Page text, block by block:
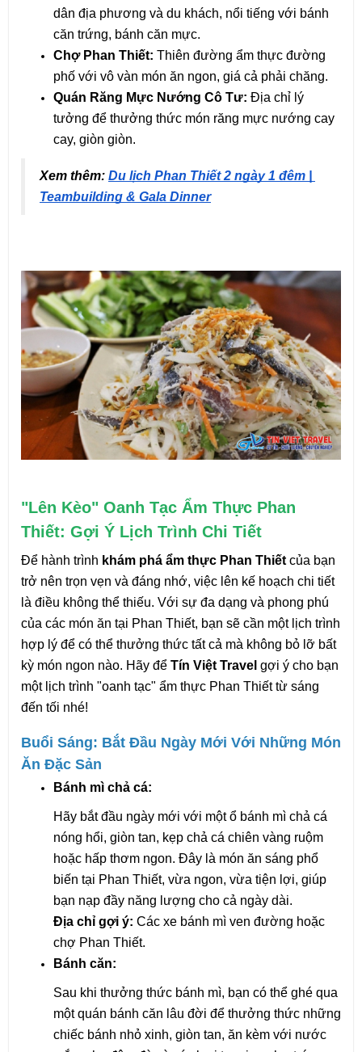
dân địa phương và du khách, nổi tiếng với bánh
căn trứng, bánh căn mực.
Chợ Phan Thiết: Thiên đường ẩm thực đường
phố với vô vàn món ăn ngon, giá cả phải chăng.
Quán Răng Mực Nướng Cô Tư: Địa chỉ lý
tưởng để thưởng thức món răng mực nướng cay
cay, giòn giòn.
Xem thêm: Du lịch Phan Thiết 2 ngày 1 đêm |
Teambuilding & Gala Dinner
"Lên Kèo" Oanh Tạc Ẩm Thực Phan
Thiết: Gợi Ý Lịch Trình Chi Tiết
Để hành trình khám phá ẩm thực Phan Thiết của bạn
trở nên trọn vẹn và đáng nhớ, việc lên kế hoạch chi tiết
là điều không thể thiếu. Với sự đa dạng và phong phú
của các món ăn tại Phan Thiết, bạn sẽ cần một lịch trình
hợp lý để có thể thưởng thức tất cả mà không bỏ lỡ bất
kỳ món ngon nào. Hãy để Tín Việt Travel gợi ý cho bạn
một lịch trình "oanh tạc" ẩm thực Phan Thiết từ sáng
đến tối nhé!
Buổi Sáng: Bắt Đầu Ngày Mới Với Những Món
Ăn Đặc Sản
Bánh mì chả cá:
Hãy bắt đầu ngày mới với một ổ bánh mì chả cá
nóng hổi, giòn tan, kẹp chả cá chiên vàng ruộm
hoặc hấp thơm ngon. Đây là món ăn sáng phổ
biến tại Phan Thiết, vừa ngon, vừa tiện lợi, giúp
bạn nạp đầy năng lượng cho cả ngày dài.
Địa chỉ gợi ý: Các xe bánh mì ven đường hoặc
chợ Phan Thiết.
Bánh căn:
Sau khi thưởng thức bánh mì, bạn có thể ghé qua
một quán bánh căn lâu đời để thưởng thức những
chiếc bánh nhỏ xinh, giòn tan, ăn kèm với nước